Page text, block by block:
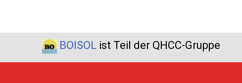
BOISOL ist Teil der QHCC-Gruppe